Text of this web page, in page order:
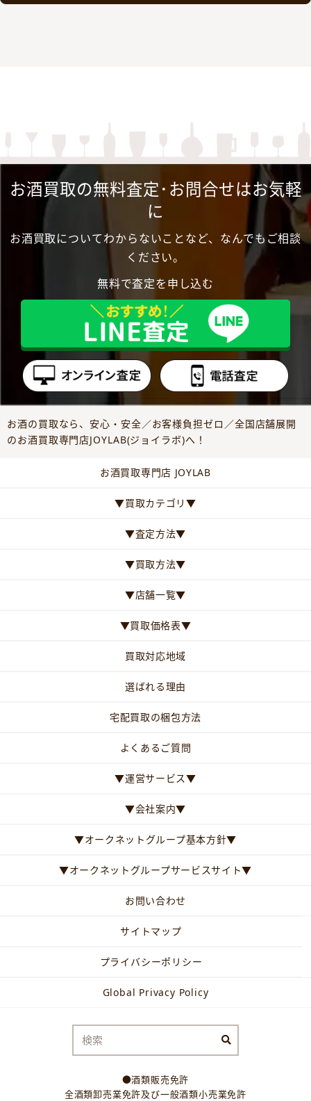
お酒買取の無料査定･お問合せはお気軽
に
お酒買取についてわからないことなど、なんでもご相談
ください。
無料で査定を申し込む
お酒の買取なら、安心・安全／お客様負担ゼロ／全国店舗展開
のお酒買取専門店JOYLAB(ジョイラボ)へ！
お酒買取専門店 JOYLAB
▼買取カテゴリ▼
▼査定方法▼
▼買取方法▼
▼店舗一覧▼
▼買取価格表▼
買取対応地域
選ばれる理由
宅配買取の梱包方法
よくあるご質問
▼運営サービス▼
▼会社案内▼
▼オークネットグループ基本方針▼
▼オークネットグループサービスサイト▼
お問い合わせ
サイトマップ
プライバシーポリシー
Global Privacy Policy
●酒類販売免許
全酒類卸売業免許及び一般酒類小売業免許